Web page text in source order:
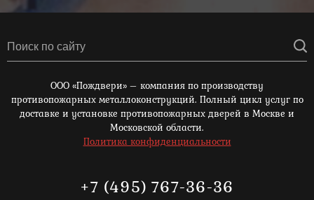
ООО «Пождвери» – компания по производству
противопожарных металлоконструкций. Полный цикл услуг по
доставке и установке противопожарных дверей в Москве и
Московской области.
Политика конфиденциальности
+7 (495) 767-36-36